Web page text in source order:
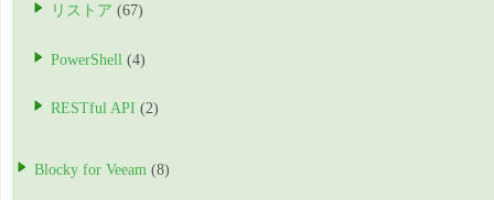
リストア (67)
PowerShell (4)
RESTful API (2)
Blocky for Veeam (8)